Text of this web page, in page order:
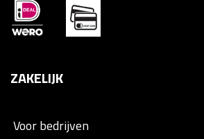
ZAKELIJK
Voor bedrijven